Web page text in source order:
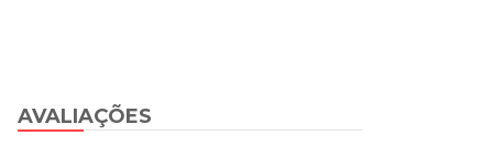
AVALIAÇÕES